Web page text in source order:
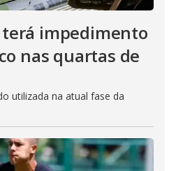
terá impedimento
nas quartas de
utilizada na atual fase da